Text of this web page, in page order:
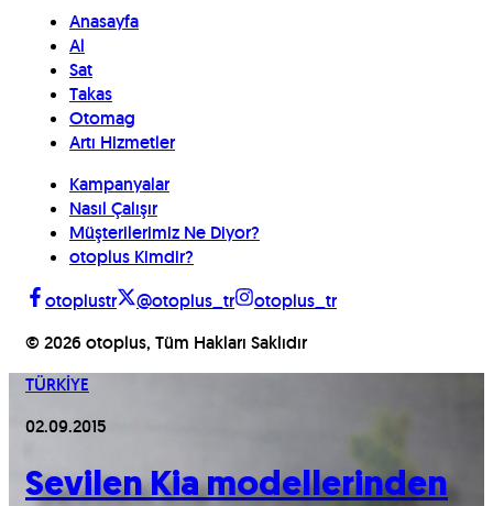
Anasayfa
Al
Sat
Takas
Otomag
Artı Hizmetler
Kampanyalar
Nasıl Çalışır
Müşterilerimiz Ne Diyor?
otoplus Kimdir?
otoplustr
@otoplus_tr
otoplus_tr
© 2026 otoplus, Tüm Hakları Saklıdır
TÜRKİYE
02.09.2015
Sevilen Kia modellerinden